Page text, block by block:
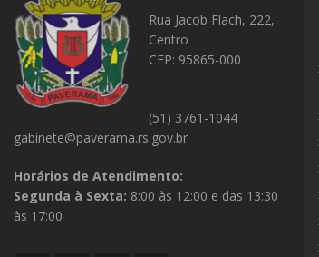
Rua Jacob Flach, 222,
Centro
CEP: 95865-000
(51) 3761-1044
gabinete@paverama.rs.gov.br
Horários de Atendimento:
Segunda à Sexta: 8:00 às 12:00 e das 13:30
às 17:00